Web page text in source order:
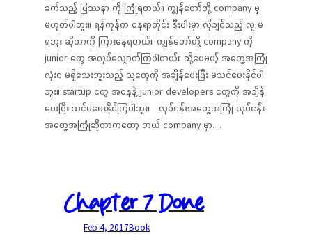
ခက်သည့် ပြဿနာ ကို ကြုံရတယ်။ ကျွန်တော်တို့ company မှ
မဟုတ်ပါဘူး။ ရန်ကုန်က နေရာတိုင်း နီးပါးမှာ လိုချင်သည့် လူ မ
ရဘူး ဆိုတာကို ကြားနေရတယ်။ ကျွန်တော်တို့ company ကို
junior တွေ အလုပ်လျှောက်ကြပါတယ်။ သို့ပေမယ့် အတွေ့အကြုံ
လုံးဝ မရှိသေးဘူးသည့် သူတွေကို အချိန်ပေးပြီး မသင်ပေးနိုင်ပါ
ဘူး။ startup တွေ အနေနဲ့ junior developers တွေကို အချိန်
ပေးပြီး သင်မပေးနိုင်ကြပါဘူး။ လုပ်ငန်းအတွေ့အကြုံ လုပ်ငန်း
အတွေ့အကြုံဆိုတာကတော့ ဘယ် company မှာ…
Chapter 7 Done
Feb 4, 2017Book